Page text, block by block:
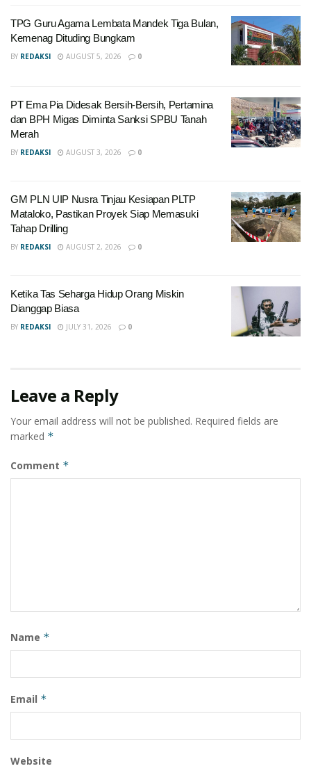
TPG Guru Agama Lembata Mandek Tiga Bulan,
Kemenag Dituding Bungkam
BY REDAKSI AUGUST 5, 2026 0
PT Ema Pia Didesak Bersih-Bersih, Pertamina
dan BPH Migas Diminta Sanksi SPBU Tanah
Merah
BY REDAKSI AUGUST 3, 2026 0
GM PLN UIP Nusra Tinjau Kesiapan PLTP
Mataloko, Pastikan Proyek Siap Memasuki
Tahap Drilling
BY REDAKSI AUGUST 2, 2026 0
Ketika Tas Seharga Hidup Orang Miskin
Dianggap Biasa
BY REDAKSI JULY 31, 2026 0
Leave a Reply
Your email address will not be published. Required fields are
marked *
Comment *
Name *
Email *
Website